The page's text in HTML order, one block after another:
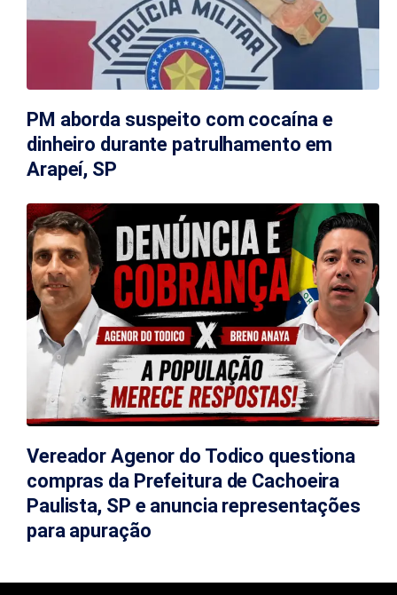
PM aborda suspeito com cocaína e
dinheiro durante patrulhamento em
Arapeí, SP
Vereador Agenor do Todico questiona
compras da Prefeitura de Cachoeira
Paulista, SP e anuncia representações
para apuração